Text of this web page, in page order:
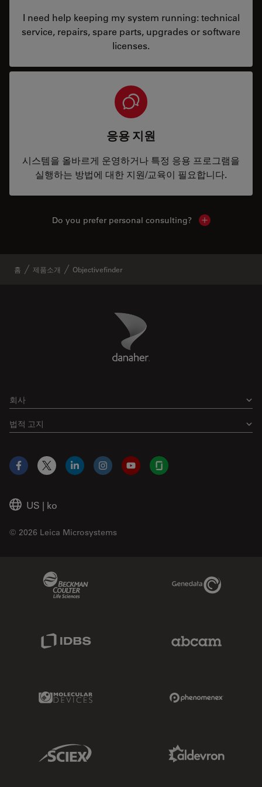
I need help keeping my system running: technical
service, repairs, spare parts, upgrades or software
licenses.
응용 지원
시스템을 올바르게 운영하거나 특정 응용 프로그램을
실행하는 방법에 대한 지원/교육이 필요합니다.
Do you prefer personal consulting? Show local
홈 제품소개 Objectivefinder
Danaher Logo
회사
법적 고지
US | ko
© 2026 Leica Microsystems
Facebook
X LinkedInInstagramYouTubeGlassdoor
Genedata Link
Molecular Devices Link
Sciex Link